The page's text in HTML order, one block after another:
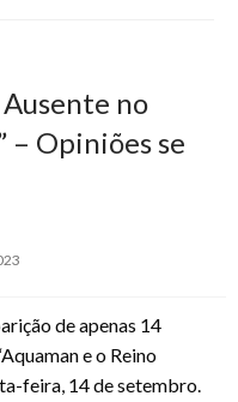
no
– Opiniões se
de apenas 14
e o Reino
feira, 14 de setembro.